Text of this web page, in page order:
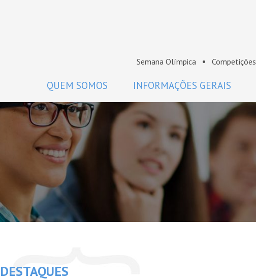
Semana Olímpica Competições
QUEM SOMOS
A OBM
Histórico
Premiados da OBM
Comissão Nacional de Olimpíadas
de Matemática da SBM
Coordenadores
Projeto Gráfico da OBM
INFORMAÇÕES GERAIS
Regulamento
Como participar
Perguntas frequentes
DESTAQUES